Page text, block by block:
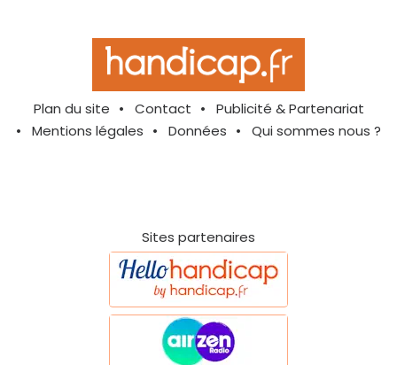
Plan du site Contact
Publicité & Partenariat
Mentions légales
Données Qui sommes nous ?
Sites partenaires